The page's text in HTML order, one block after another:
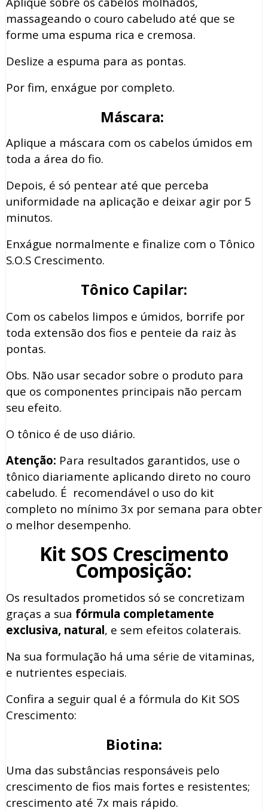
massageando o couro cabeludo até que se
forme uma espuma rica e cremosa.
Deslize a espuma para as pontas.
Por fim, enxágue por completo.
Máscara:
Aplique a máscara com os cabelos úmidos em
toda a área do fio.
Depois, é só pentear até que perceba
uniformidade na aplicação e deixar agir por 5
minutos.
Enxágue normalmente e finalize com o Tônico
S.O.S Crescimento.
Tônico Capilar:
Com os cabelos limpos e úmidos, borrife por
toda extensão dos fios e penteie da raiz às
pontas.
Obs. Não usar secador sobre o produto para
que os componentes principais não percam
seu efeito.
O tônico é de uso diário.
Atenção: Para resultados garantidos, use o
tônico diariamente aplicando direto no couro
cabeludo. É recomendável o uso do kit
completo no mínimo 3x por semana para obter
o melhor desempenho.
Kit SOS Crescimento
Composição:
Os resultados prometidos só se concretizam
graças a sua fórmula completamente
exclusiva, natural, e sem efeitos colaterais.
Na sua formulação há uma série de vitaminas,
e nutrientes especiais.
Confira a seguir qual é a fórmula do Kit SOS
Crescimento:
Biotina:
Uma das substâncias responsáveis pelo
crescimento de fios mais fortes e resistentes;
crescimento até 7x mais rápido.